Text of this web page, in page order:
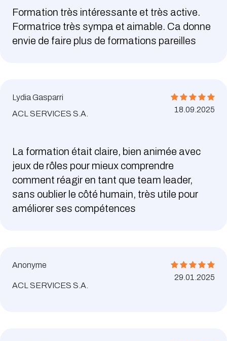
Formation très intéressante et très active.
Formatrice très sympa et aimable. Ca donne
envie de faire plus de formations pareilles
Lydia Gasparri
ACL SERVICES S.A.
18.09.2025
La formation était claire, bien animée avec
jeux de rôles pour mieux comprendre
comment réagir en tant que team leader,
sans oublier le côté humain, très utile pour
améliorer ses compétences
Anonyme
ACL SERVICES S.A.
29.01.2025